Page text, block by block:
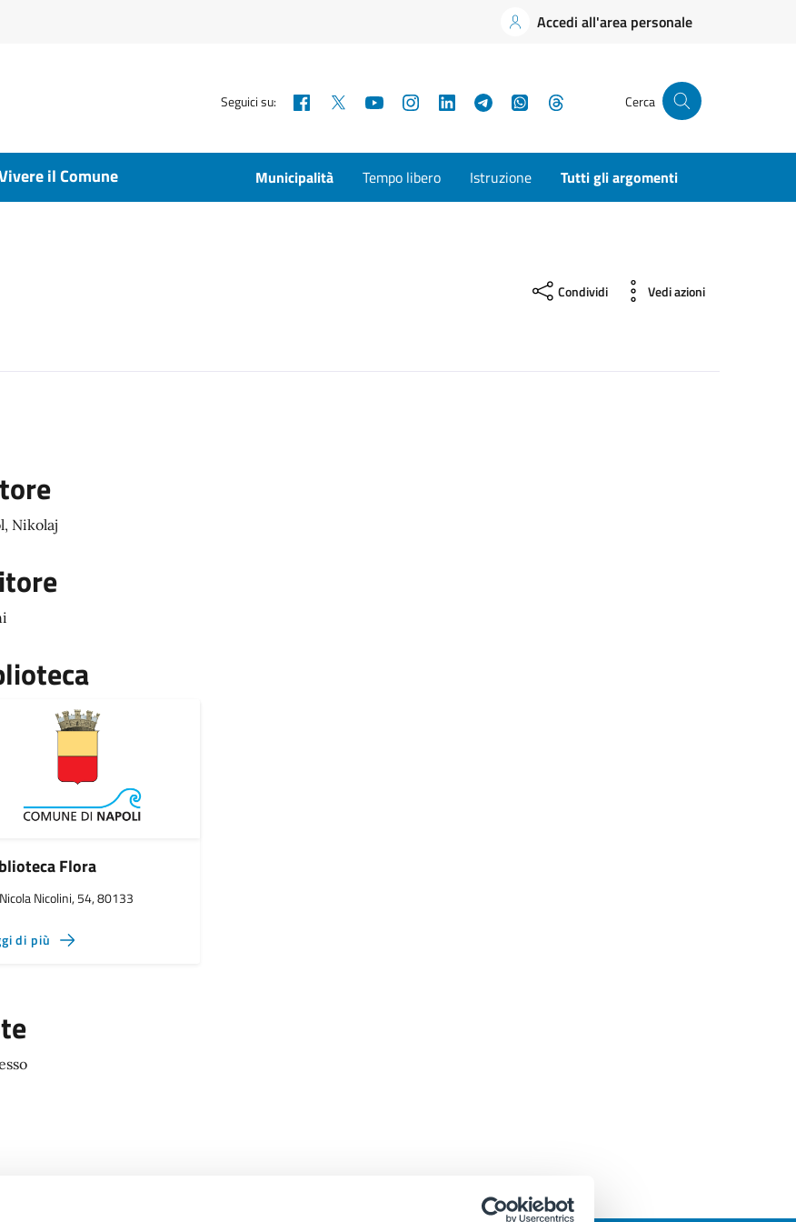
Accedi all'area personale
Seguici su: Facebook YouTubeInstagramLinkedInTelegramWhatsApp Cerca
il Comune Municipalità Tempo libero Istruzione Tutti gli argomenti
Condividi Vedi azioni
Nikolaj
Flora
Nicolini, 54, 80133
di più